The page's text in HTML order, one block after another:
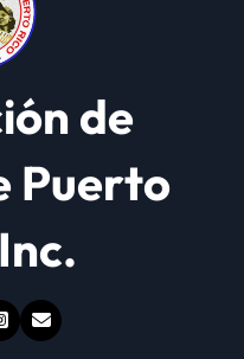
de
Puerto